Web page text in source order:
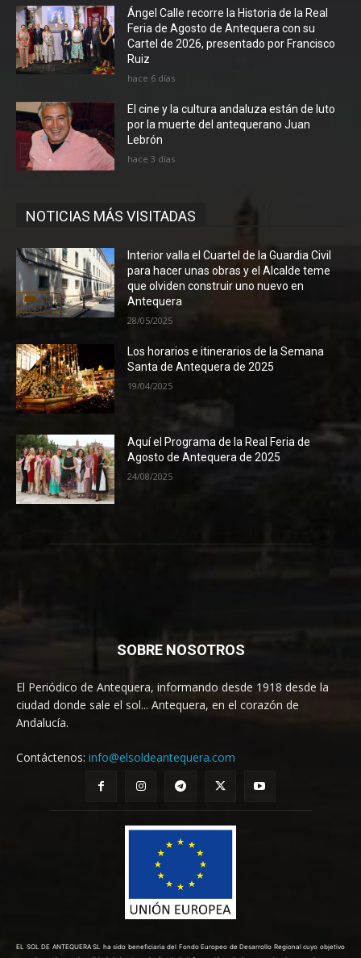
Ángel Calle recorre la Historia de la Real
Feria de Agosto de Antequera con su
Cartel de 2026, presentado por Francisco
Ruiz
hace 6 días
El cine y la cultura andaluza están de luto
por la muerte del antequerano Juan
Lebrón
hace 3 días
NOTICIAS MÁS VISITADAS
Interior valla el Cuartel de la Guardia Civil
para hacer unas obras y el Alcalde teme
que olviden construir uno nuevo en
Antequera
28/05/2025
Los horarios e itinerarios de la Semana
Santa de Antequera de 2025
19/04/2025
Aquí el Programa de la Real Feria de
Agosto de Antequera de 2025
24/08/2025
SOBRE NOSOTROS
El Periódico de Antequera, informando desde 1918 desde la
ciudad donde sale el sol... Antequera, en el corazón de
Andalucía.
Contáctenos: info@elsoldeantequera.com
EL SOL DE ANTEQUERA SL ha sido beneficiaria del Fondo Europeo de Desarrollo Regional cuyo objetivo